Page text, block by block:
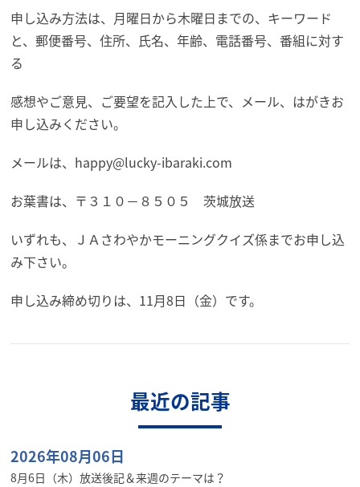
申し込み方法は、月曜日から木曜日までの、キーワード
と、郵便番号、住所、氏名、年齢、電話番号、番組に対す
る
感想やご意見、ご要望を記入した上で、メール、はがきお
申し込みください。
メールは、happy@lucky-ibaraki.com
お葉書は、〒３１０－８５０５ 茨城放送
いずれも、ＪＡさわやかモーニングクイズ係までお申し込
み下さい。
申し込み締め切りは、11月8日（金）です。
最近の記事
2026年08月06日
8月6日（木）放送後記＆来週のテーマは？